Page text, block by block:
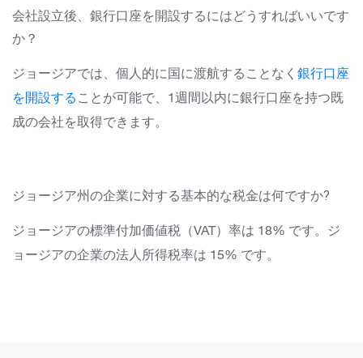
会社設立後、銀行口座を開設するにはどうすればいいです
か？
ジョージアでは、 個人的に国に渡航することなく 銀行口座
を開設する ことが可能で、1週間以内に銀行口座を持つ既
成の会社を取得できます。
ジョージア州の企業に対する基本的な税金は何ですか?
ジョージアの標準付加価値税（VAT）率は 18% です。ジ
ョージアの企業の法人所得税率は 15% です。